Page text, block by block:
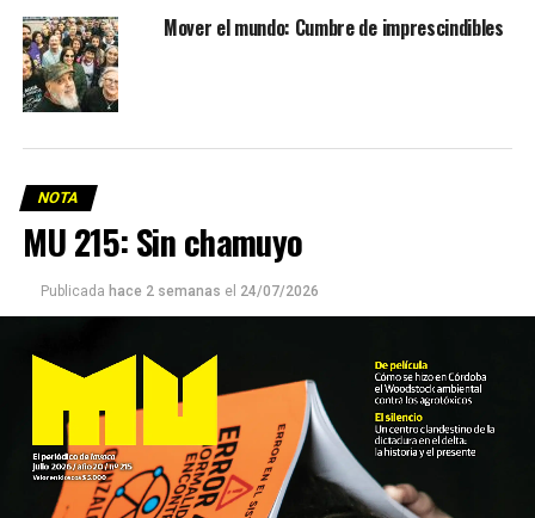
Mover el mundo: Cumbre de imprescindibles
NOTA
MU 215: Sin chamuyo
Publicada hace 2 semanas el 24/07/2026